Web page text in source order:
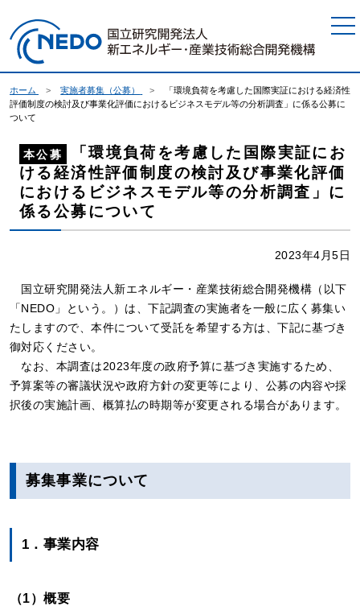
ホーム 実施者募集（公募）
「環境負荷を考慮した国際実証における経済性
評価制度の検討及び事業化評価におけるビジネスモデル等の分析調査」に係る公募に
ついて
本公募
「環境負荷を考慮した国際実証にお
ける経済性評価制度の検討及び事業化評価
におけるビジネスモデル等の分析調査」に
係る公募について
2023年4月5日
国立研究開発法人新エネルギー・産業技術総合開発機構（以下
「NEDO」という。）は、下記調査の実施者を一般に広く募集い
たしますので、本件について受託を希望する方は、下記に基づき
御対応ください。
なお、本調査は2023年度の政府予算に基づき実施するため、
予算案等の審議状況や政府方針の変更等により、公募の内容や採
択後の実施計画、概算払の時期等が変更される場合があります。
募集事業について
1．事業内容
（1）概要